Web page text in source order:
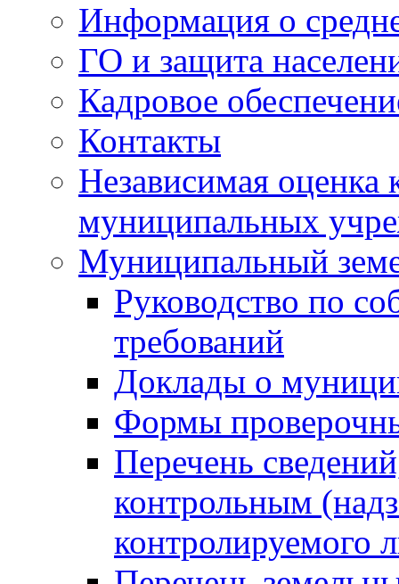
Информация о
ГО и защита
Кадровое
Контакты
Независимая оценка
муниципальных
Муниципальный
Руководство по
требований
Доклады о
Формы
Перечень
контрольным
контролируемого